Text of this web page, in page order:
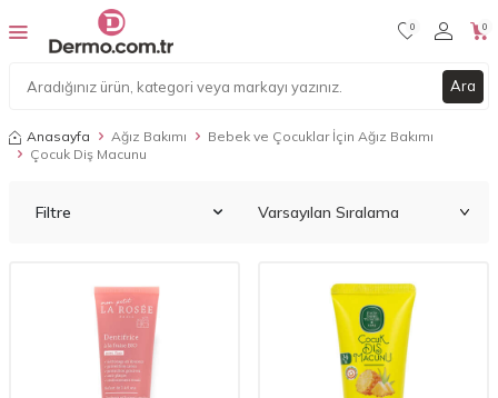
Ara
0 0
Anasayfa Ağız Bakımı
Bebek ve Çocuklar İçin Ağız Bakımı
Çocuk Diş Macunu
Filtre